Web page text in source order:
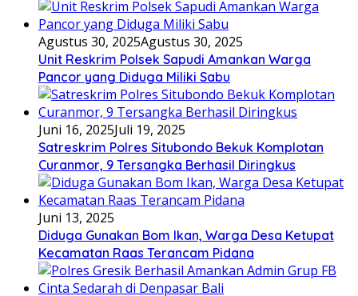
Agustus 30, 2025Agustus 30, 2025
Unit Reskrim Polsek Sapudi Amankan Warga
Pancor yang Diduga Miliki Sabu
Juni 16, 2025Juli 19, 2025
Satreskrim Polres Situbondo Bekuk Komplotan
Curanmor, 9 Tersangka Berhasil Diringkus
Juni 13, 2025
Diduga Gunakan Bom Ikan, Warga Desa Ketupat
Kecamatan Raas Terancam Pidana